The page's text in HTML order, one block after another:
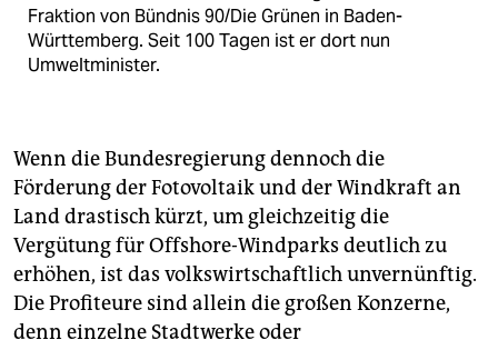
Fraktion von Bündnis 90/Die Grünen in Baden-
Württemberg. Seit 100 Tagen ist er dort nun
Umweltminister.
Wenn die Bundesregierung dennoch die
Förderung der Fotovoltaik und der Windkraft an
Land drastisch kürzt, um gleichzeitig die
Vergütung für Offshore-Windparks deutlich zu
erhöhen, ist das volkswirtschaftlich unvernünftig.
Die Profiteure sind allein die großen Konzerne,
denn einzelne Stadtwerke oder